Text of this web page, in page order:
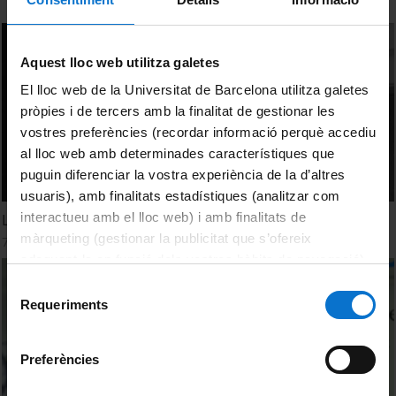
Aquest lloc web utilitza galetes
El lloc web de la Universitat de Barcelona utilitza galetes
pròpies i de tercers amb la finalitat de gestionar les
vostres preferències (recordar informació perquè accediu
al lloc web amb determinades característiques que
puguin diferenciar la vostra experiència de la d’altres
usuaris), amb finalitats estadístiques (analitzar com
interactueu amb el lloc web) i amb finalitats de
màrqueting (gestionar la publicitat que s’ofereix
consultar laPolítica de galetes del lloc web de la
Requeriments
Preferències
La Català: matemàtica i astrònoma pionera
7 February, 2024